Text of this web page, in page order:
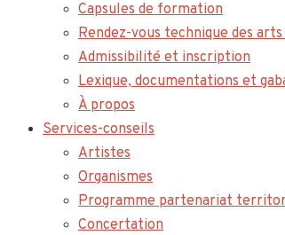
Capsules de formation
Rendez-vous technique des
Admissibilité et inscription
Lexique, documentations et
À propos
Services-conseils
Artistes
Organismes
Programme partenariat
Concertation